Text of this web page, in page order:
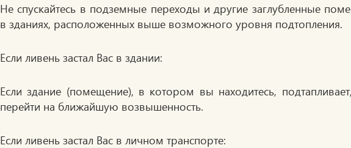
Не спускайтесь в подземные переходы и другие заглубленные
в зданиях, расположенных выше возможного уровня подтопления.
Если ливень застал Вас в здании:
Если здание (помещение), в котором вы находитесь,
перейти на ближайшую возвышенность.
Если ливень застал Вас в личном транспорте: